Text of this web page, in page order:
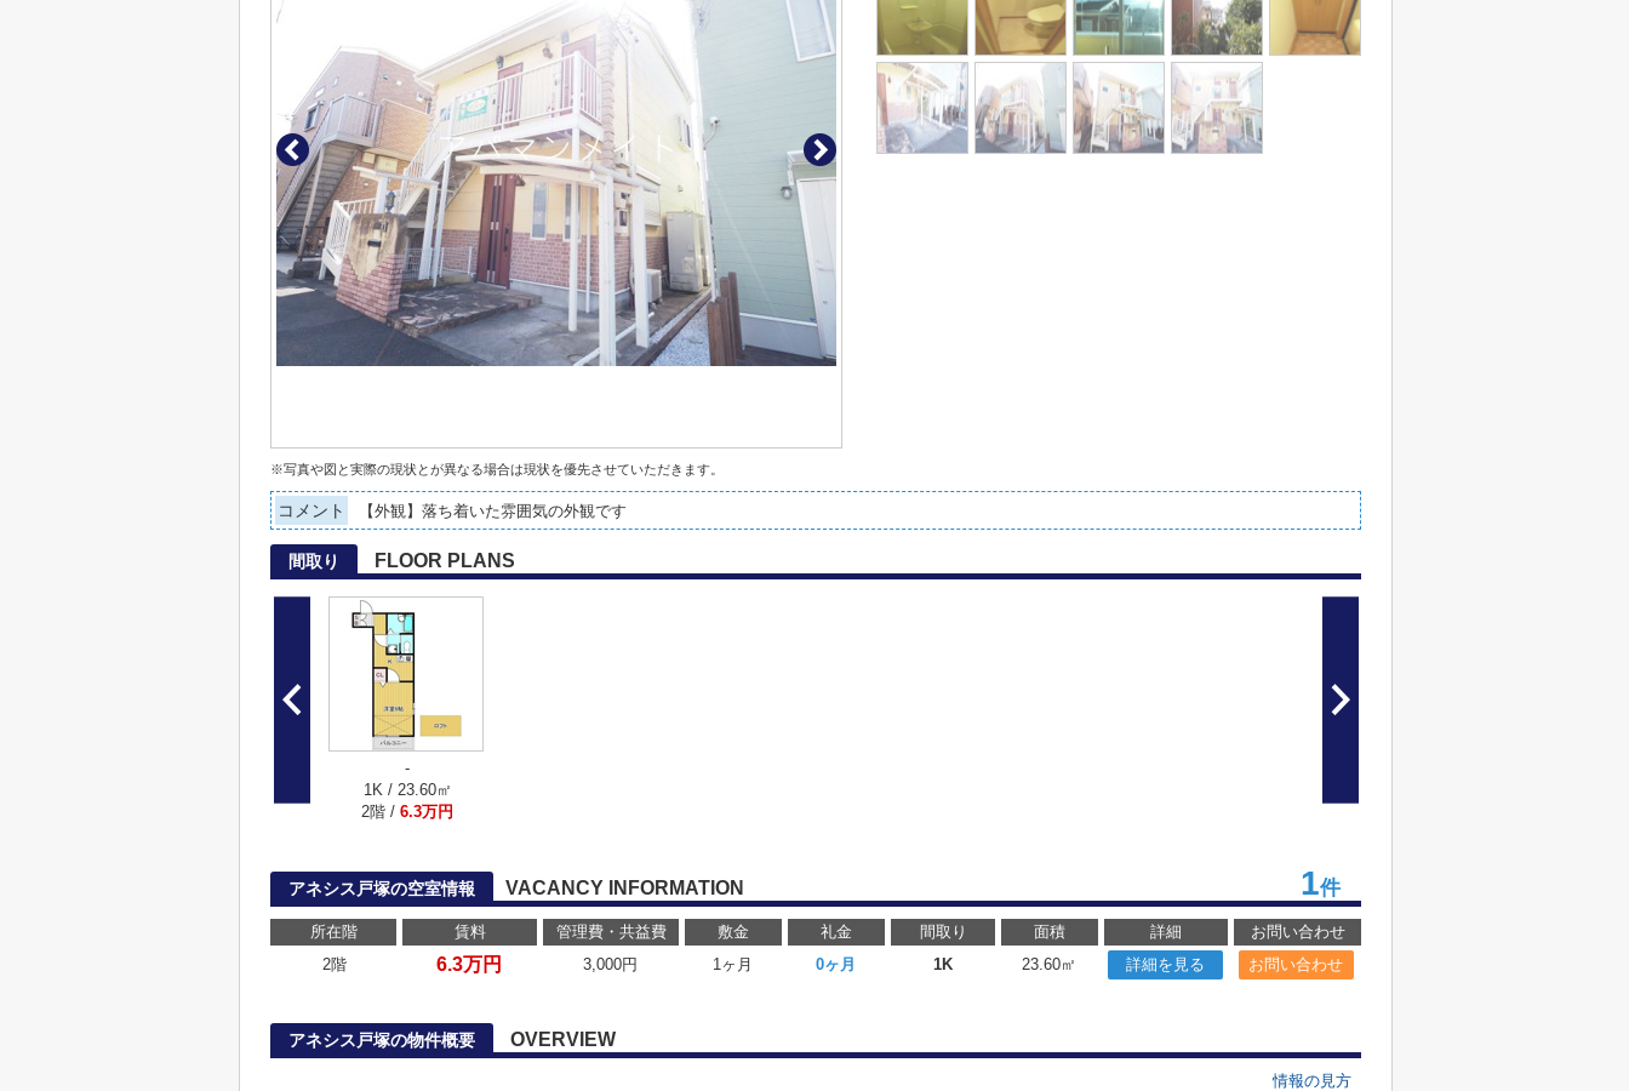
※写真や図と実際の現状とが異なる場合は現状を優先させていただきます。
コメント 【外観】落ち着いた雰囲気の外観です
間取り FLOOR PLANS
-
1K / 23.60㎡
2階 / 6.3万円
アネシス戸塚の空室情報 VACANCY INFORMATION 1件
所在階 賃料 管理費・共益費 敷金 礼金 間取り 面積 詳細
お問い合わせ
2階
6.3万円 3,000円 1ヶ月 0ヶ月 1K 23.60㎡ 詳細を見る お問い合わせ
アネシス戸塚の物件概要 OVERVIEW
情報の見方